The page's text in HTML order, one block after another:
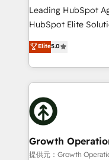
HubSpot
too! Clients come to us for: Advanced CRM solutions
HubSpot Data
to HubSpot New
website
design We live and breathe HubSpot and are ready
Leading HubSpot
HubSpot Elite
ranks in the top 1%
has been one of the
2012. We empower
potential of
insights with
bespoke HubSpot
measurable growth
Choose Nexa Cognition? 🚀 HubSpot
certified team
Elite5.0
Growth
提供元：Growth